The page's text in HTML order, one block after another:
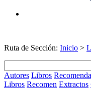
Ruta de Sección: Inicio >
Autores Libros
Libros Recomen Extractos